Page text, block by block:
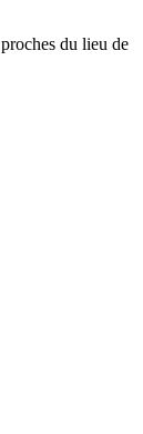
du lieu de